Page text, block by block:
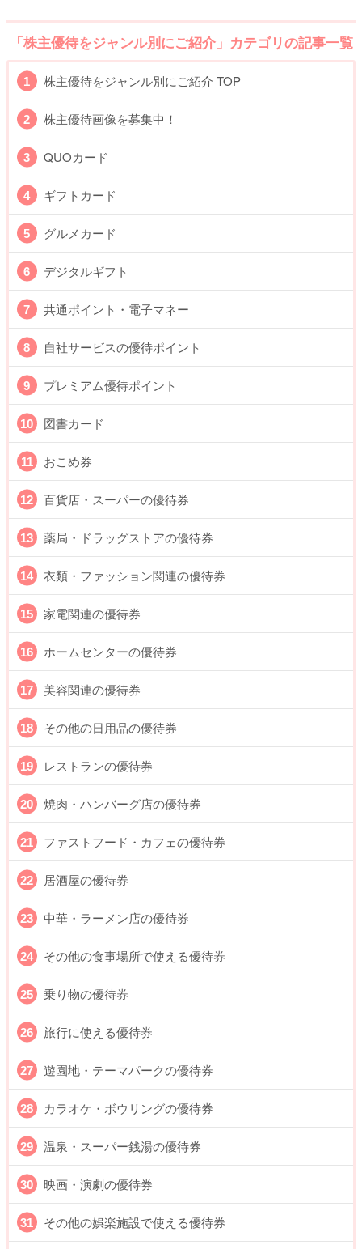
「株主優待をジャンル別にご紹介」カテゴリの記事一覧
株主優待をジャンル別にご紹介 TOP
株主優待画像を募集中！
QUOカード
ギフトカード
グルメカード
デジタルギフト
共通ポイント・電子マネー
自社サービスの優待ポイント
プレミアム優待ポイント
図書カード
おこめ券
百貨店・スーパーの優待券
薬局・ドラッグストアの優待券
衣類・ファッション関連の優待券
家電関連の優待券
ホームセンターの優待券
美容関連の優待券
その他の日用品の優待券
レストランの優待券
焼肉・ハンバーグ店の優待券
ファストフード・カフェの優待券
居酒屋の優待券
中華・ラーメン店の優待券
その他の食事場所で使える優待券
乗り物の優待券
旅行に使える優待券
遊園地・テーマパークの優待券
カラオケ・ボウリングの優待券
温泉・スーパー銭湯の優待券
映画・演劇の優待券
その他の娯楽施設で使える優待券